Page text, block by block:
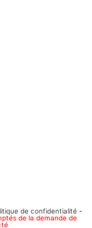
de confidentialité -
de la demande de